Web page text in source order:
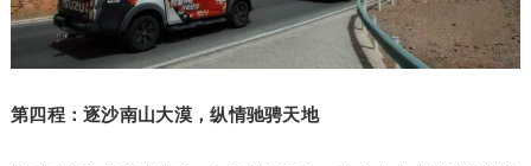
第四程：逐沙南山大漠，纵情驰骋天地